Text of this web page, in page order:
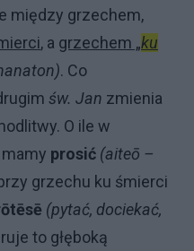
między grzechem,
, a grzechem „ku
. Co
św. Jan zmienia
O ile w
prosić (aiteō –
grzechu ku śmierci
(pytać, dociekać,
to głęboką